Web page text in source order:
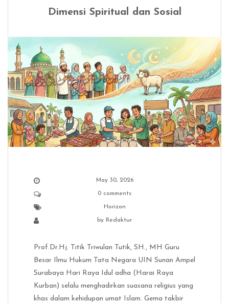
Dimensi Spiritual dan Sosial
May 30, 2026
0 comments
Horizon
by Redaktur
Prof.Dr.Hj. Titik Triwulan Tutik, SH., MH Guru
Besar Ilmu Hukum Tata Negara UIN Sunan Ampel
Surabaya Hari Raya Idul adha (Harai Raya
Kurban) selalu menghadirkan suasana religius yang
khas dalam kehidupan umat Islam. Gema takbir